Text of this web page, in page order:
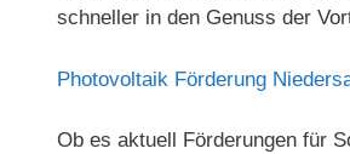
schneller in den Genuss der
Photovoltaik Förderung
Ob es aktuell Förderungen für